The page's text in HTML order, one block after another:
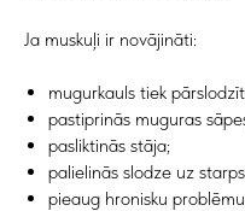
Ja muskuļi ir novājināti:
mugurkauls tiek
pastiprinās muguras
pasliktinās stāja;
palielinās slodze uz
pieaug hronisku